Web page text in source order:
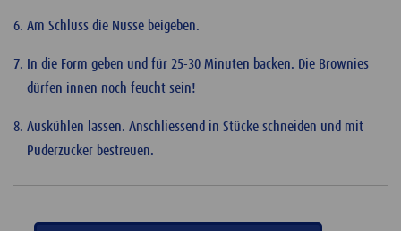
Am Schluss die Nüsse beigeben.
In die Form geben und für 25-30 Minuten backen. Die Brownies
dürfen innen noch feucht sein!
Auskühlen lassen. Anschliessend in Stücke schneiden und mit
Puderzucker bestreuen.